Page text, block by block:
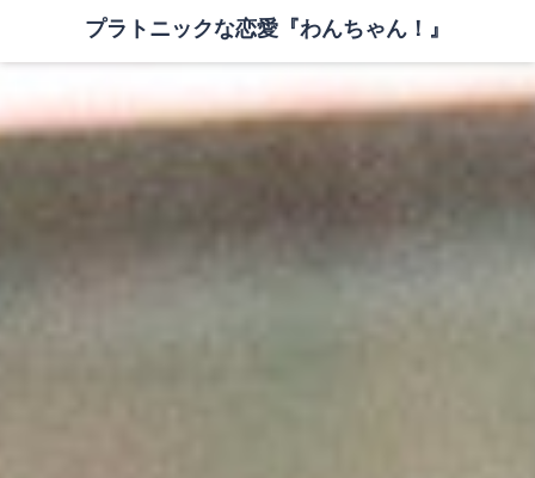
プラトニックな恋愛『わんちゃん！』